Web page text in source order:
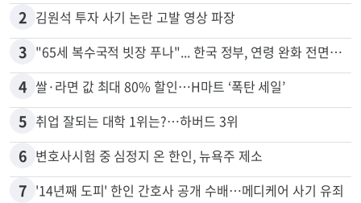
2 김원석 투자 사기 논란 고발 영상 파장
3 "65세 복수국적 빗장 푸나"... 한국 정부, 연령 완화 전면 추진
4 쌀·라면 값 최대 80% 할인…H마트 ‘폭탄 세일’
5 취업 잘되는 대학 1위는?…하버드 3위
6 변호사시험 중 심정지 온 한인, 뉴욕주 제소
7 '14년째 도피' 한인 간호사 공개 수배…메디케어 사기 유죄